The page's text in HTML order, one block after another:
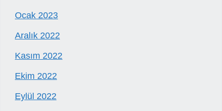
Ocak 2023
Aralık 2022
Kasım 2022
Ekim 2022
Eylül 2022